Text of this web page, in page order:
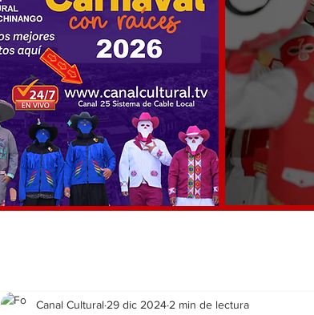
Canal Cultural 29 dic 2024 2 min de lectura